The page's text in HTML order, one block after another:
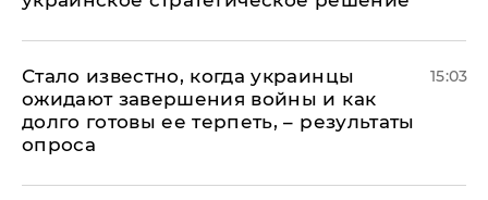
Стало известно, когда украинцы
ожидают завершения войны и как
долго готовы ее терпеть, – результаты
опроса
15:03